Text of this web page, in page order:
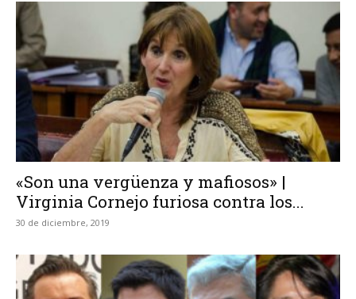
«Son una vergüenza y mafiosos» |
Virginia Cornejo furiosa contra los...
30 de diciembre, 2019